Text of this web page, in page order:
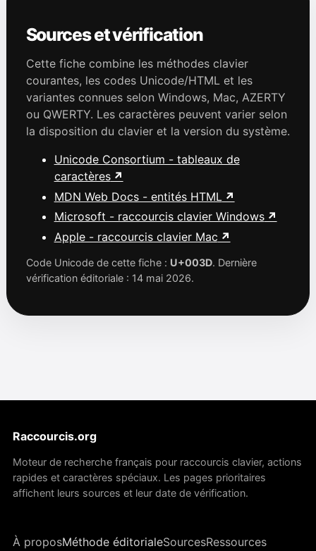
Sources et vérification
Cette fiche combine les méthodes clavier
courantes, les codes Unicode/HTML et les
variantes connues selon Windows, Mac, AZERTY
ou QWERTY. Les caractères peuvent varier selon
la disposition du clavier et la version du système.
Unicode Consortium - tableaux de
caractères
MDN Web Docs - entités HTML
Microsoft - raccourcis clavier Windows
Apple - raccourcis clavier Mac
Code Unicode de cette fiche : U+003D. Dernière
vérification éditoriale : 14 mai 2026.
Raccourcis.org
Moteur de recherche français pour raccourcis clavier, actions
rapides et caractères spéciaux. Les pages prioritaires
affichent leurs sources et leur date de vérification.
À proposMéthode éditorialeSourcesRessources